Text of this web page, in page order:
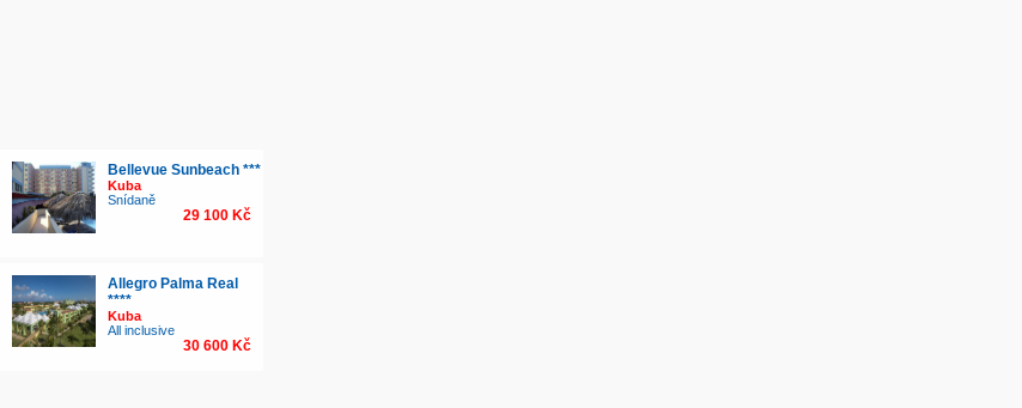
Bellevue Sunbeach ***
Kuba
Snídaně
29 100 Kč
Allegro Palma Real
****
Kuba
All inclusive
30 600 Kč